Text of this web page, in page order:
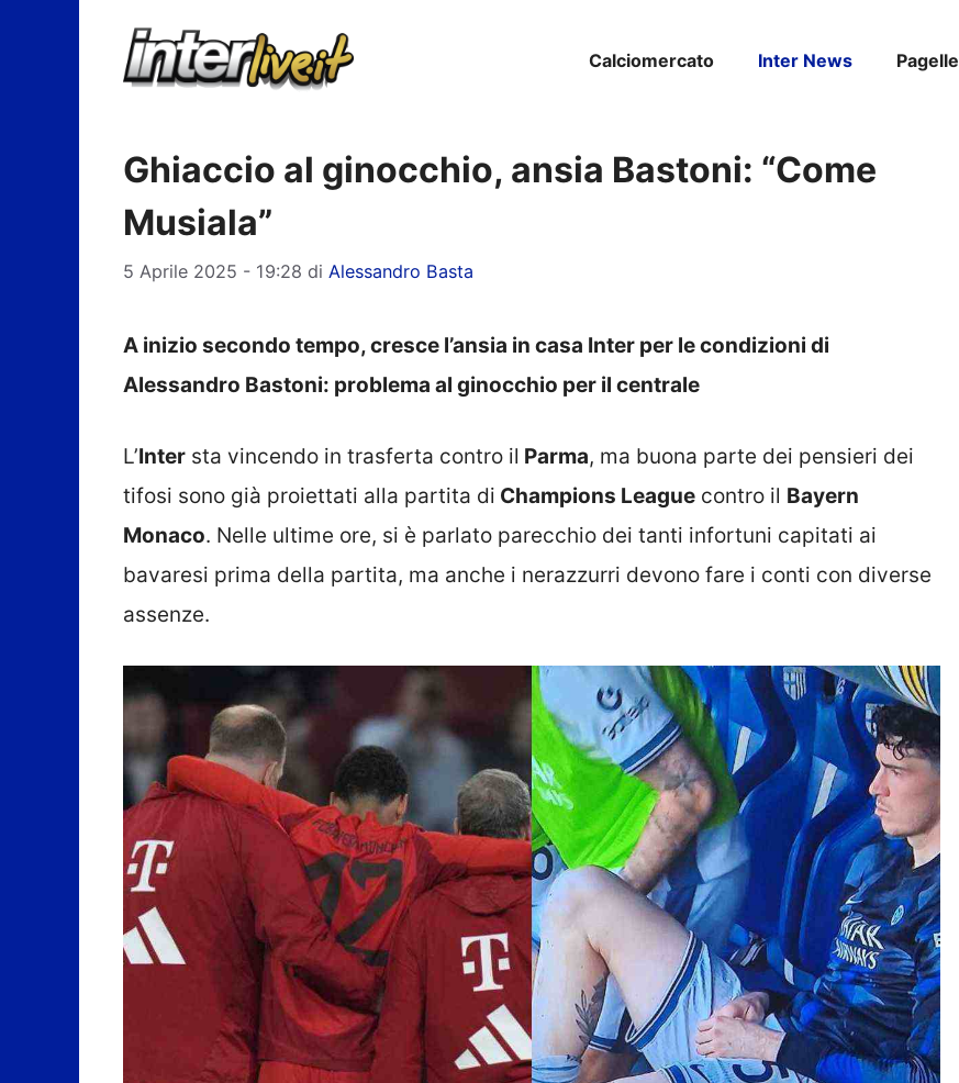
Calciomercato Inter News Pagelle
Ghiaccio al ginocchio, ansia Bastoni: “Come
Musiala”
5 Aprile 2025 - 19:28 di Alessandro Basta
A inizio secondo tempo, cresce l’ansia in casa Inter per le condizioni di
Alessandro Bastoni: problema al ginocchio per il centrale
L’Inter sta vincendo in trasferta contro il Parma, ma buona parte dei pensieri dei
tifosi sono già proiettati alla partita di Champions League contro il Bayern
Monaco. Nelle ultime ore, si è parlato parecchio dei tanti infortuni capitati ai
bavaresi prima della partita, ma anche i nerazzurri devono fare i conti con diverse
assenze.